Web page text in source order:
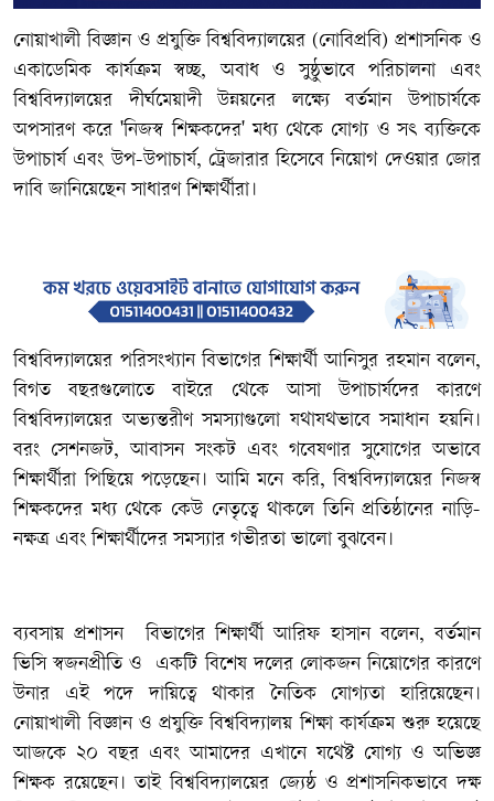
নোয়াখালী বিজ্ঞান ও প্রযুক্তি বিশ্ববিদ্যালয়ের (নোবিপ্রবি) প্রশাসনিক ও
একাডেমিক কার্যক্রম স্বচ্ছ, অবাধ ও সুষ্ঠুভাবে পরিচালনা এবং
বিশ্ববিদ্যালয়ের দীর্ঘমেয়াদী উন্নয়নের লক্ষ্যে বর্তমান উপাচার্যকে
অপসারণ করে 'নিজস্ব শিক্ষকদের' মধ্য থেকে যোগ্য ও সৎ ব্যক্তিকে
উপাচার্য এবং উপ-উপাচার্য, ট্রেজারার হিসেবে নিয়োগ দেওয়ার জোর
দাবি জানিয়েছেন সাধারণ শিক্ষার্থীরা।
বিশ্ববিদ্যালয়ের পরিসংখ্যান বিভাগের শিক্ষার্থী আনিসুর রহমান বলেন,
বিগত বছরগুলোতে বাইরে থেকে আসা উপাচার্যদের কারণে
বিশ্ববিদ্যালয়ের অভ্যন্তরীণ সমস্যাগুলো যথাযথভাবে সমাধান হয়নি।
বরং সেশনজট, আবাসন সংকট এবং গবেষণার সুযোগের অভাবে
শিক্ষার্থীরা পিছিয়ে পড়েছেন। আমি মনে করি, বিশ্ববিদ্যালয়ের নিজস্ব
শিক্ষকদের মধ্য থেকে কেউ নেতৃত্বে থাকলে তিনি প্রতিষ্ঠানের নাড়ি-
নক্ষত্র এবং শিক্ষার্থীদের সমস্যার গভীরতা ভালো বুঝবেন।
ব্যবসায় প্রশাসন বিভাগের শিক্ষার্থী আরিফ হাসান বলেন, বর্তমান
ভিসি স্বজনপ্রীতি ও একটি বিশেষ দলের লোকজন নিয়োগের কারণে
উনার এই পদে দায়িত্বে থাকার নৈতিক যোগ্যতা হারিয়েছেন।
নোয়াখালী বিজ্ঞান ও প্রযুক্তি বিশ্ববিদ্যালয় শিক্ষা কার্যক্রম শুরু হয়েছে
আজকে ২০ বছর এবং আমাদের এখানে যথেষ্ট যোগ্য ও অভিজ্ঞ
শিক্ষক রয়েছেন। তাই বিশ্ববিদ্যালয়ের জ্যেষ্ঠ ও প্রশাসনিকভাবে দক্ষ